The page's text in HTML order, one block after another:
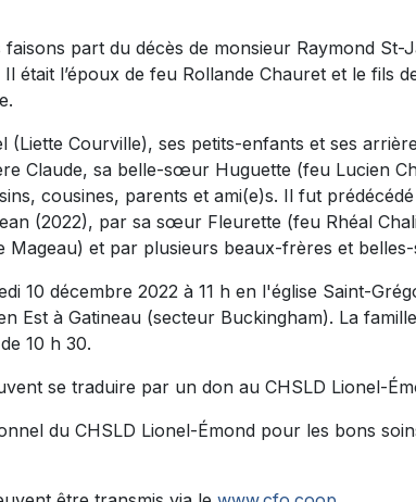
part du décès de monsieur Raymond St-
Il était l’époux de feu Rollande Chauret et le fils
(Liette Courville), ses petits-enfants et ses
Claude, sa belle-sœur Huguette (feu Lucien
cousines, parents et ami(e)s. Il fut
(2022), par sa sœur Fleurette (feu Rhéal
Mageau) et par plusieurs beaux-frères et
10 décembre 2022 à 11 h en l'église Saint-
Est à Gatineau (secteur Buckingham). La
10 h 30.
se traduire par un don au CHSLD Lionel-
du CHSLD Lionel-Émond pour les bons